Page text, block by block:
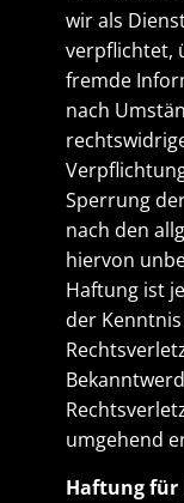
wir als
verpflichtet,
fremde
nach
Sperrung
nach den
hiervon
Haftung ist
der
umgehend
Haftung für